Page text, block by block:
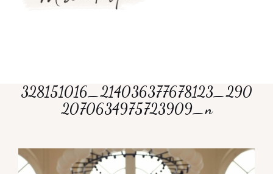
328151016_214036377678123_290
2070634975723909_n